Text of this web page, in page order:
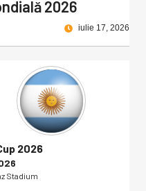
2026
iulie 17, 2026
2026
Stadium